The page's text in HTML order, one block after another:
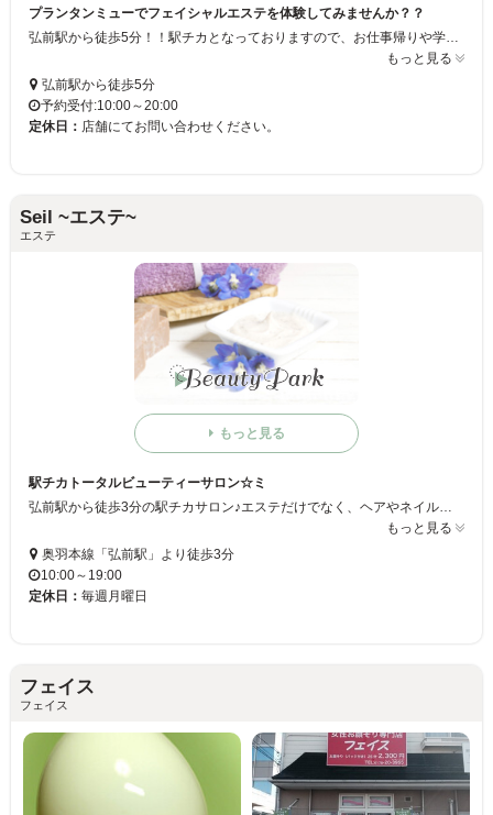
プランタンミューでフェイシャルエステを体験してみませんか？？
弘前駅から徒歩5分！！駅チカとなっておりますので、お仕事帰りや学校帰りに気軽に立ち寄っていただくことも可能です♪メニューは、お手ごろ価格で施術を受けていただくことが出来ますよ☆お客様の立場にたって考えカウンセリング＆提案をおこなっております！！なので、気軽にご相談くださいね☆★
もっと見る
弘前駅から徒歩5分
予約受付:10:00～20:00
定休日： 店舗にてお問い合わせください。
Seil ~エステ~
エステ
もっと見る
駅チカトータルビューティーサロン☆ミ
弘前駅から徒歩3分の駅チカサロン♪エステだけでなく、ヘアやネイルなどさまざまなジャンルに対応してます☆ミ明るくてアットホームな店内は居心地バツグン♪♪まずはお気軽にお電話ください！！お客様のご来店お待ちしてます☆ミ
もっと見る
奥羽本線「弘前駅」より徒歩3分
10:00～19:00
定休日： 毎週月曜日
フェイス
フェイス